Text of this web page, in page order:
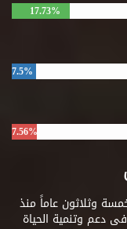
17.73%
7.5%
7.56%
وثلاثون عاماً منذ
فى دعم وتنمية الحياة